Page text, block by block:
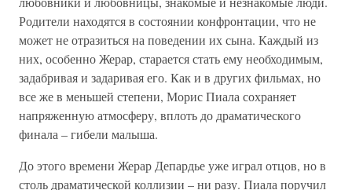
Родители находятся в состоянии конфронтации, что не
может не отразиться на поведении их сына. Каждый из
них, особенно Жерар, старается стать ему необходимым,
задабривая и задаривая его. Как и в других фильмах, но
все же в меньшей степени, Морис Пиала сохраняет
напряженную атмосферу, вплоть до драматического
финала – гибели малыша.
До этого времени Жерар Депардье уже играл отцов, но в
столь драматической коллизии – ни разу. Пиала поручил